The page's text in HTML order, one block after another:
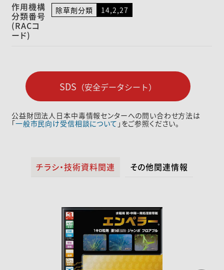
SDS （安全データシート）
公益財団法人日本中毒情報センターへの問い合わせ方法は
「一般市民向け受信相談について 」をご参照ください。
作用機構
分類番号
(RACコ
ード)
除草剤分類 14,2,27
チラシ・技術資料関連 その他関連情報